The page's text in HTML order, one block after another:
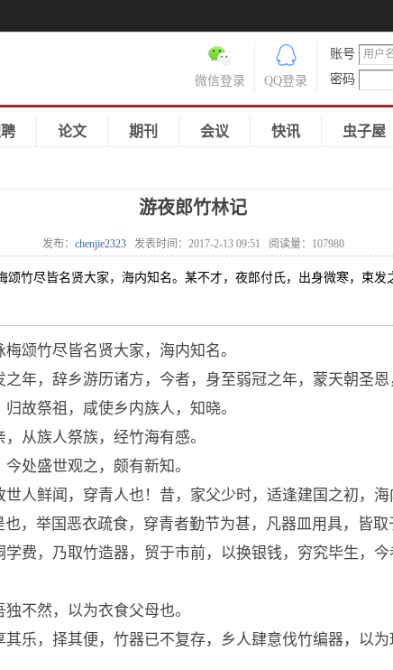
账号
密码
QQ登录
微信登录
论文 期刊 会议 快讯 虫子屋
游夜郎竹林记
发布： chenjie2323 发表时间： 2017-2-13 09:51 阅读量： 107980
颂竹尽皆名贤大家，海内知名。某不才，夜郎付氏，出身微寒，束发
颂竹尽皆名贤大家，海内知名。
年，辞乡游历诸方，今者，身至弱冠之年，蒙天朝圣恩
故祭祖，咸使乡内族人，知晓。
从族人祭族，经竹海有感。
处盛世观之，颇有新知。
人鲜闻，穿青人也！昔，家父少时，适逢建国之初，
，举国恶衣疏食，穿青者勤节为甚，凡器皿用具，皆取
费，乃取竹造器，贸于市前，以换银钱，穷究毕生，
不然，以为衣食父母也。
乐，择其便，竹器已不复存，乡人肆意伐竹编器，以为